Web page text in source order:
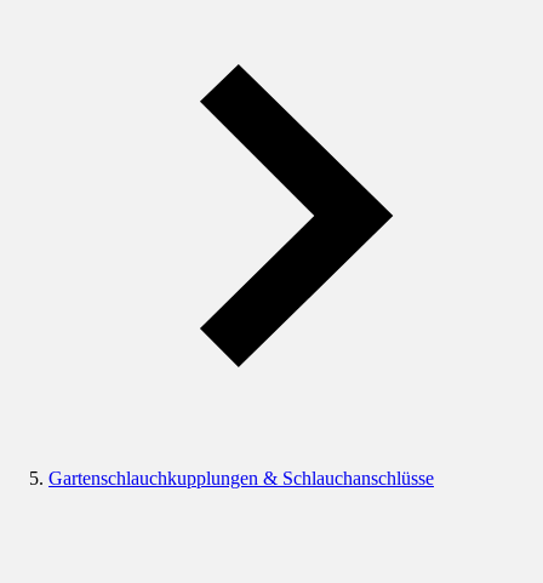
Gartenschlauchkupplungen & Schlauchanschlüsse